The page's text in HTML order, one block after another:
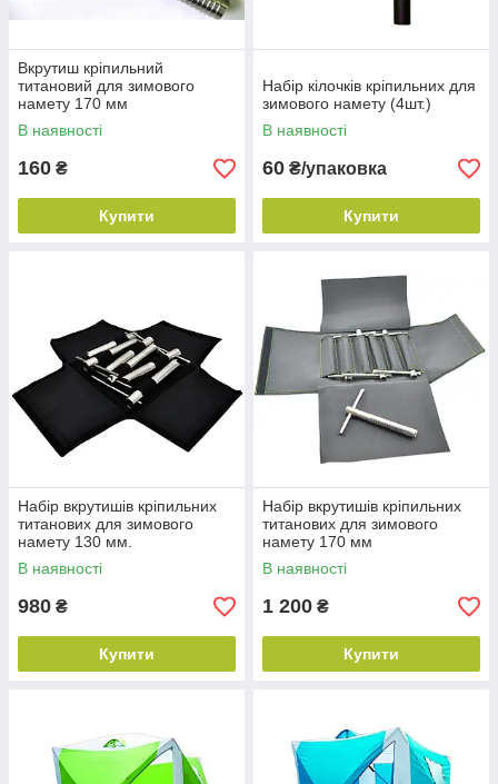
Вкрутиш кріпильний
титановий для зимового
намету 170 мм
В наявності
160 ₴
Купити
Набір кілочків кріпильних для
зимового намету (4шт.)
В наявності
60 ₴/упаковка
Купити
Набір вкрутишів кріпильних
титанових для зимового
намету 130 мм.
В наявності
980 ₴
Купити
Набір вкрутишів кріпильних
титанових для зимового
намету 170 мм
В наявності
1 200 ₴
Купити